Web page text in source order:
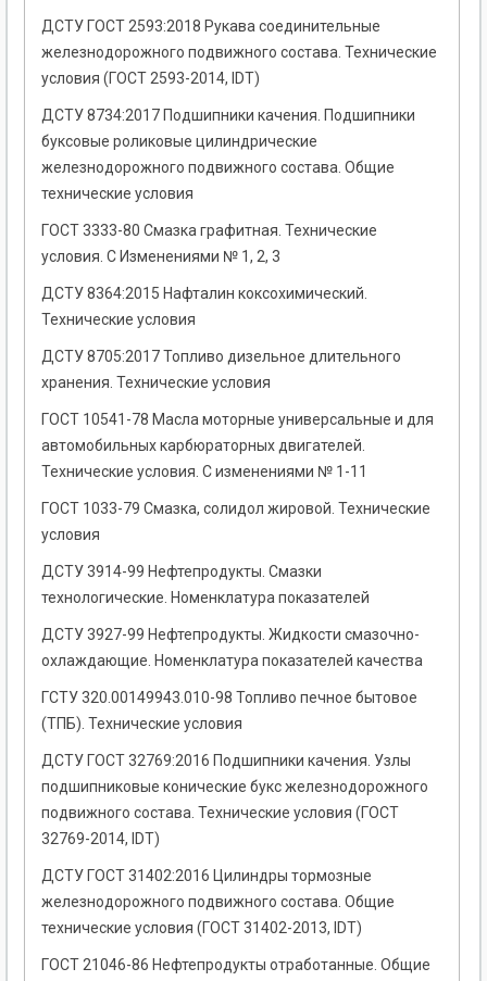
ДСТУ ГОСТ 2593:2018 Рукава соединительные
железнодорожного подвижного состава. Технические
условия (ГОСТ 2593-2014, IDT)
ДСТУ 8734:2017 Подшипники качения. Подшипники
буксовые роликовые цилиндрические
железнодорожного подвижного состава. Общие
технические условия
ГОСТ 3333-80 Смазка графитная. Технические
условия. С Изменениями № 1, 2, 3
ДСТУ 8364:2015 Нафталин коксохимический.
Технические условия
ДСТУ 8705:2017 Топливо дизельное длительного
хранения. Технические условия
ГОСТ 10541-78 Масла моторные универсальные и для
автомобильных карбюраторных двигателей.
Технические условия. С изменениями № 1-11
ГОСТ 1033-79 Смазка, солидол жировой. Технические
условия
ДСТУ 3914-99 Нефтепродукты. Смазки
технологические. Номенклатура показателей
ДСТУ 3927-99 Нефтепродукты. Жидкости смазочно-
охлаждающие. Номенклатура показателей качества
ГСТУ 320.00149943.010-98 Топливо печное бытовое
(ТПБ). Технические условия
ДСТУ ГОСТ 32769:2016 Подшипники качения. Узлы
подшипниковые конические букс железнодорожного
подвижного состава. Технические условия (ГОСТ
32769-2014, IDT)
ДСТУ ГОСТ 31402:2016 Цилиндры тормозные
железнодорожного подвижного состава. Общие
технические условия (ГОСТ 31402-2013, IDT)
ГОСТ 21046-86 Нефтепродукты отработанные. Общие